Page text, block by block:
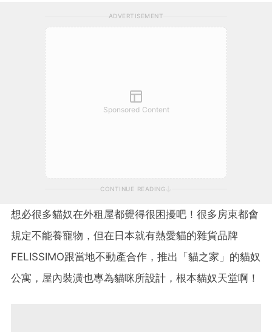
ADVERTISEMENT
Sponsored Content
CONTINUE READING
想必很多貓奴在外租屋都覺得很困擾吧！很多房東都會
規定不能養寵物，但在日本就有熱愛貓的雜貨品牌
FELISSIMO跟當地不動產合作，推出「貓之家」的貓奴
公寓，屋內裝潢也專為貓咪所設計，根本貓奴天堂啊！